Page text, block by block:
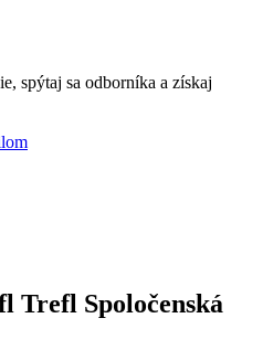
spýtaj sa odborníka a získaj
Trefl Spoločenská